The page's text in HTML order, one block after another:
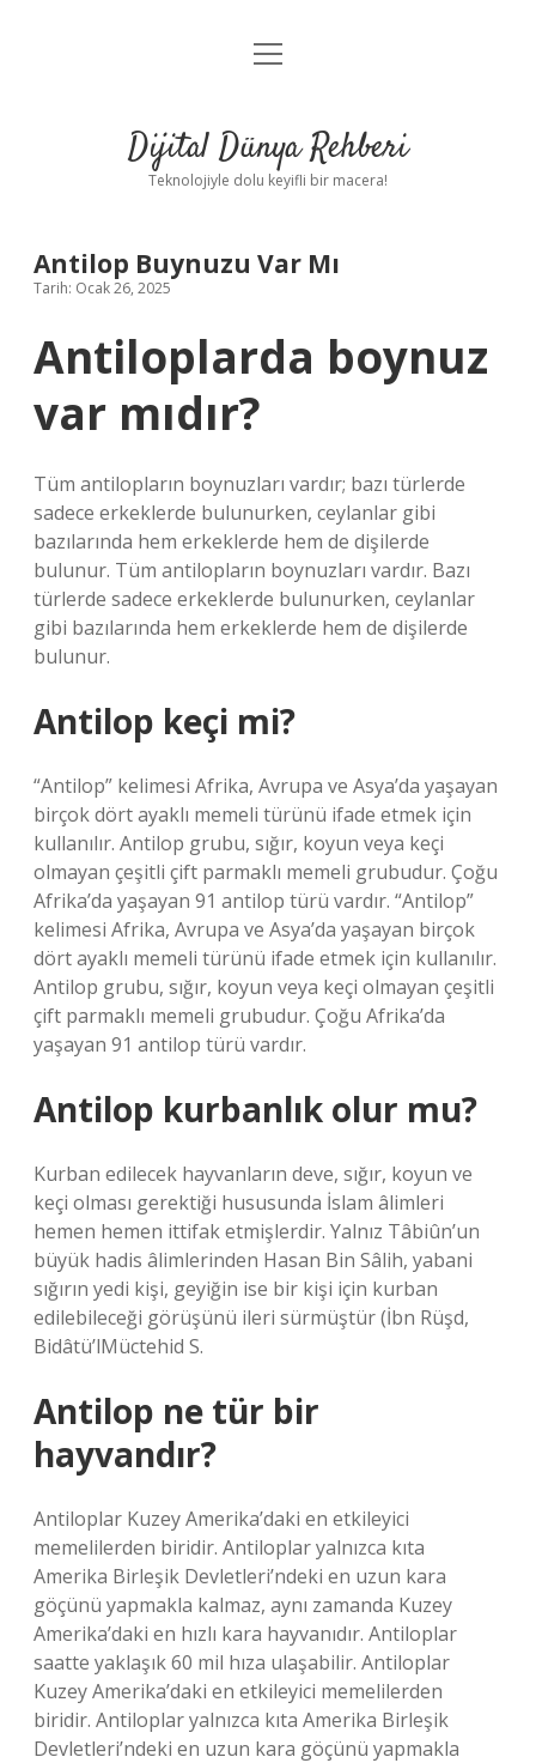
Anasayfa
Yasal Uyarı
menüyü
Dijital Dünya Rehberi
Teknolojiyle dolu keyifli bir macera!
Antilop Buynuzu Var Mı
Tarih: Ocak 26, 2025
Antiloplarda boynuz
var mıdır?
Tüm antilopların boynuzları vardır; bazı türlerde
sadece erkeklerde bulunurken, ceylanlar gibi
bazılarında hem erkeklerde hem de dişilerde
bulunur. Tüm antilopların boynuzları vardır. Bazı
türlerde sadece erkeklerde bulunurken, ceylanlar
gibi bazılarında hem erkeklerde hem de dişilerde
bulunur.
Antilop keçi mi?
“Antilop” kelimesi Afrika, Avrupa ve Asya’da yaşayan
birçok dört ayaklı memeli türünü ifade etmek için
kullanılır. Antilop grubu, sığır, koyun veya keçi
olmayan çeşitli çift parmaklı memeli grubudur. Çoğu
Afrika’da yaşayan 91 antilop türü vardır. “Antilop”
kelimesi Afrika, Avrupa ve Asya’da yaşayan birçok
dört ayaklı memeli türünü ifade etmek için kullanılır.
Antilop grubu, sığır, koyun veya keçi olmayan çeşitli
çift parmaklı memeli grubudur. Çoğu Afrika’da
yaşayan 91 antilop türü vardır.
Antilop kurbanlık olur mu?
Kurban edilecek hayvanların deve, sığır, koyun ve
keçi olması gerektiği hususunda İslam âlimleri
hemen hemen ittifak etmişlerdir. Yalnız Tâbiûn’un
büyük hadis âlimlerinden Hasan Bin Sâlih, yabani
sığırın yedi kişi, geyiğin ise bir kişi için kurban
edilebileceği görüşünü ileri sürmüştür (İbn Rüşd,
Bidâtü’lMüctehid S.
Antilop ne tür bir
hayvandır?
Antiloplar Kuzey Amerika’daki en etkileyici
memelilerden biridir. Antiloplar yalnızca kıta
Amerika Birleşik Devletleri’ndeki en uzun kara
göçünü yapmakla kalmaz, aynı zamanda Kuzey
Amerika’daki en hızlı kara hayvanıdır. Antiloplar
saatte yaklaşık 60 mil hıza ulaşabilir. Antiloplar
Kuzey Amerika’daki en etkileyici memelilerden
biridir. Antiloplar yalnızca kıta Amerika Birleşik
Devletleri’ndeki en uzun kara göçünü yapmakla